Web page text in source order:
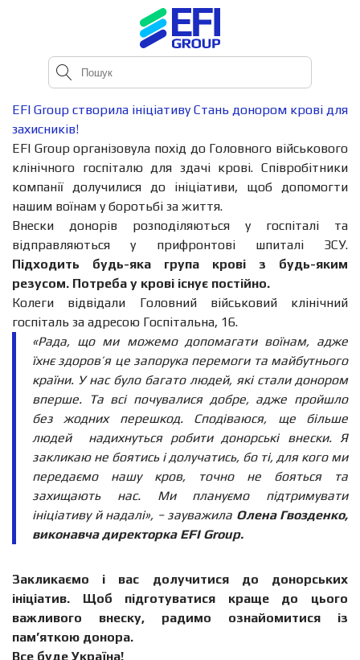
EFI Group створила ініціативу Стань донором крові для
захисників!
EFI Group організовула похід до Головного військового
клінічного госпіталю для здачі крові. Співробітники
компанії долучилися до ініціативи, щоб допомогти
нашим воїнам у боротьбі за життя.
Внески донорів розподіляються у госпіталі та
відправляються у прифронтові шпиталі ЗСУ.
Підходить будь-яка група крові з будь-яким
резусом. Потреба у крові існує постійно.
Колеги відвідали Головний військовий клінічний
госпіталь за адресою Госпітальна, 16.
«Рада, що ми можемо допомагати воїнам, адже
їхнє здоров’я це запорука перемоги та майбутнього
країни. У нас було багато людей, які стали донором
вперше. Та всі почувалися добре, адже пройшло
без жодних перешкод. Сподіваюся, ще більше
людей надихнуться робити донорські внески. Я
закликаю не боятись і долучатись, бо ті, для кого ми
передаємо нашу кров, точно не бояться та
захищають нас. Ми плануємо підтримувати
ініціативу й надалі», − зауважила Олена Гвозденко,
виконавча директорка EFI Group.
Закликаємо і вас долучитися до донорських
ініціатив. Щоб підготуватися краще до цього
важливого внеску, радимо ознайомитися із
пам’яткою донора.
Все буде Україна!